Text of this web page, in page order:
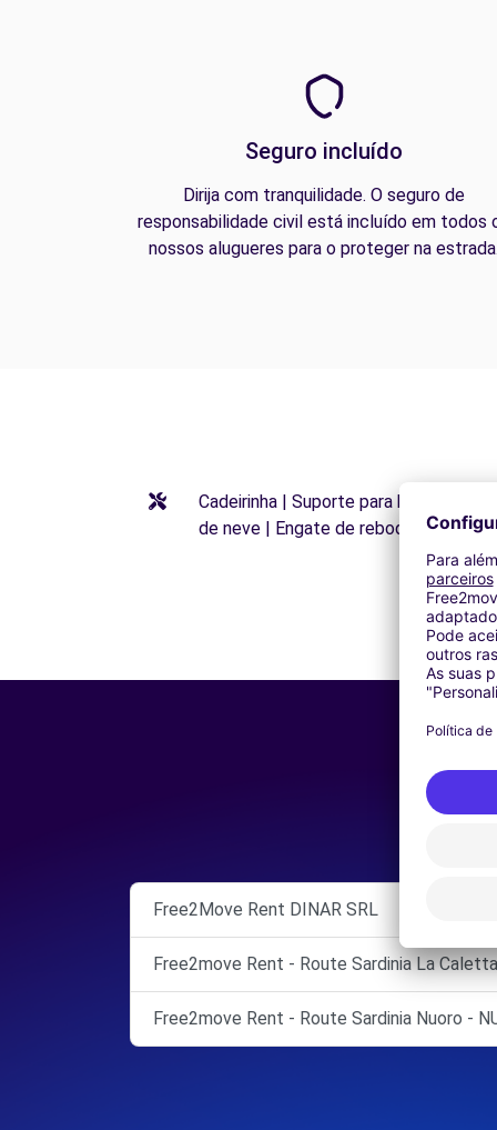
Seguro incluído
Dirija com tranquilidade. O seguro de
responsabilidade civil está incluído em todos
nossos alugueres para o proteger na
Cadeirinha | Suporte para bicileta |
de neve | Engate de reboque | Pneus
Free2Move Rent DINAR SRL
Free2move Rent - Route Sardinia La
Free2move Rent - Route Sardinia Nuoro -